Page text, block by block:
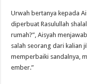
Urwah bertanya kepada
diperbuat Rasulullah
rumah?”, Aisyah
salah seorang dari kalian
memperbaiki sandalnya,
ember.”